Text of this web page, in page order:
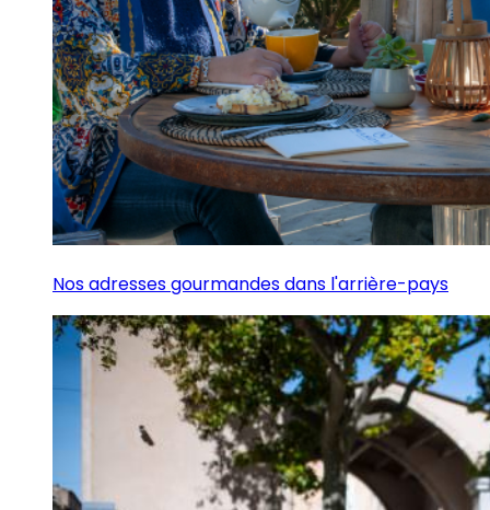
Nos adresses gourmandes dans l'arrière-pays